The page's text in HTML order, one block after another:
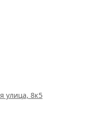
улица, 8к5